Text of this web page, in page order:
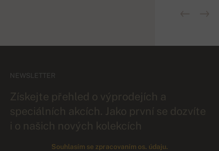
NEWSLETTER
Získejte přehled o výprodejích a
speciálních akcích. Jako první se dozvíte
i o našich nových kolekcích
Souhlasím se zpracovaním os. údaju.